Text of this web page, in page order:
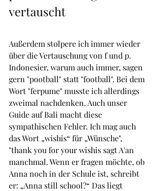
vertauscht
Außerdem stolpere ich immer wieder
über die Vertauschung von f und p.
Indonesier, warum auch immer, sagen
gern "pootball" statt "football". Bei dem
Wort "ferpume" musste ich allerdings
zweimal nachdenken. Auch unser
Guide auf Bali macht diese
sympathischen Fehler. Ich mag auch
das Wort „wishis“ für „Wünsche",
"thank you for your wishis sagt A'an
manchmal. Wenn er fragen möchte, ob
Anna noch in der Schule ist, schreibt
er: „Anna still school?“ Das liegt